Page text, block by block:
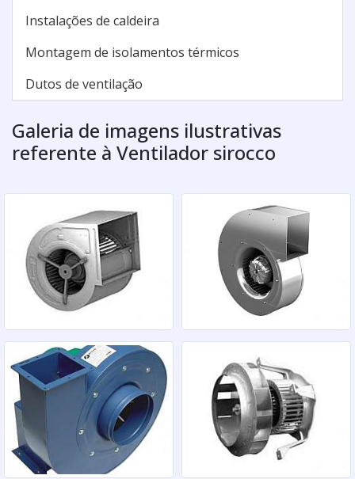
Instalações de caldeira
Montagem de isolamentos térmicos
Dutos de ventilação
Galeria de imagens ilustrativas
referente à Ventilador sirocco